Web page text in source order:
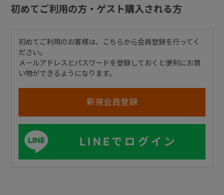
初めてご利用の方・ゲスト購入される方
初めてご利用のお客様は、こちらから会員登録を行ってく
ださい。
メールアドレスとパスワードを登録しておくと便利にお買
い物ができるようになります。
LINEでログイン